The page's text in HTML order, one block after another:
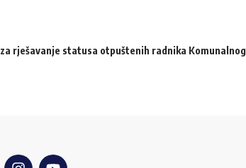
rješavanje statusa otpuštenih radnika Komunalnog